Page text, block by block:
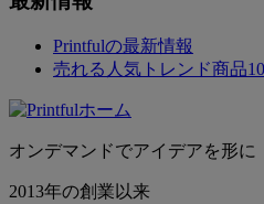
Printfulの最新情報
売れる人気トレンド商品
オンデマンドでアイデアを形に
2013年の創業以来